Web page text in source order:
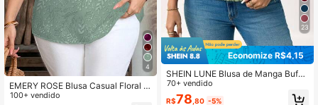
4
EMERY ROSE Blusa Casual Floral d
e Decote em V para Mulheres Plus
100+ vendido
23
Economize R$4,15
SHEIN LUNE Blusa de Manga Bufan
te Casual de Cor Sólida Plus Size,
Negócios Casuais para Feriados de
70+ vendido
R$78 ,80 -5%